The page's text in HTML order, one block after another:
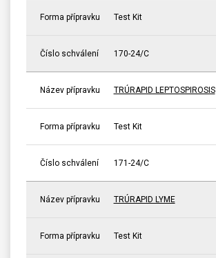
Forma přípravku Test Kit
Číslo schválení 170-24/C
Název přípravku TRÚRAPID LEPTOSPIROSIS
Forma přípravku Test Kit
Číslo schválení 171-24/C
Název přípravku TRÚRAPID LYME
Forma přípravku Test Kit